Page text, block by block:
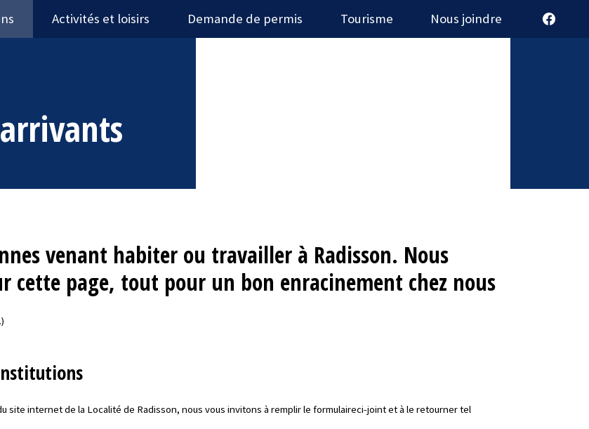
Activités et loisirs Demande de permis Tourisme Nous joindre
venant habiter ou travailler à Radisson. Nous
cette page, tout pour un bon enracinement chez nous
site internet de la Localité de Radisson, nous vous invitons à remplir le formulaireci-joint et à le retourner tel